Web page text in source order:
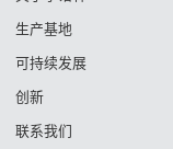
生产基地
可持续发展
创新
联系我们